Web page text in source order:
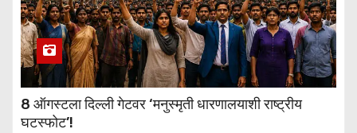
8 ऑगस्टला दिल्ली गेटवर ‘मनुस्मृती धारणालयाशी राष्ट्रीय
घटस्फोट’!